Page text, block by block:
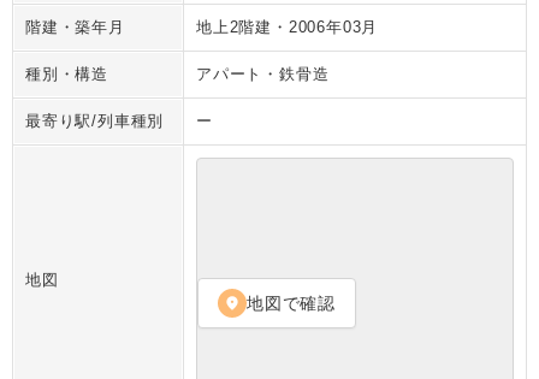
階建・築年月 地上2階建 ・ 2006年03月
種別・構造 アパート ・鉄骨造
最寄り駅/列車種別 ー
地図
location_on 地図で確認